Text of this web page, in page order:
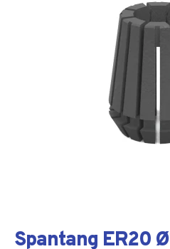
Spantang ER20